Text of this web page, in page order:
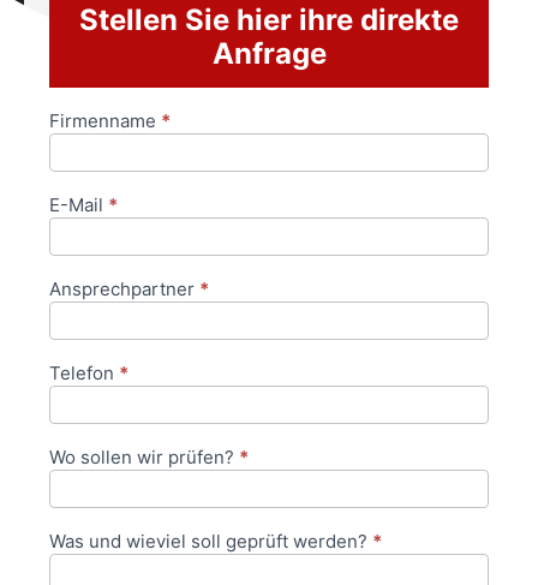
Stellen Sie hier ihre direkte
Anfrage
Anfrageformular
Firmenname *
E-Mail *
Ansprechpartner *
Telefon *
Wo sollen wir prüfen? *
Was und wieviel soll geprüft werden? *